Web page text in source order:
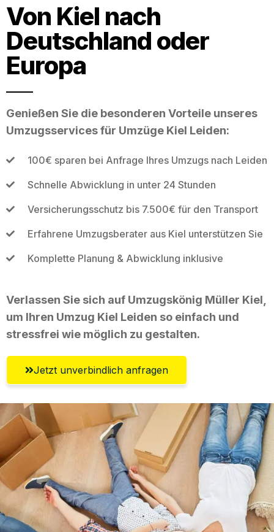
Von Kiel nach
Deutschland oder
Europa
Genießen Sie die besonderen Vorteile unseres
Umzugsservices für Umzüge Kiel Leiden:
100€ sparen bei Anfrage Ihres Umzugs nach Leiden
Schnelle Abwicklung in unter 24 Stunden
Versicherungsschutz bis 7.500€ für den Transport
Erfahrene Umzugsberater aus Kiel unterstützen Sie
Komplette Planung & Abwicklung inklusive
Verlassen Sie sich auf Umzugskönig Müller Kiel,
um Ihren Umzug Kiel Leiden so einfach und
stressfrei wie möglich zu gestalten.
Jetzt unverbindlich anfragen